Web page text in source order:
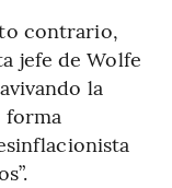
contrario,
jefe de Wolfe
la
forma